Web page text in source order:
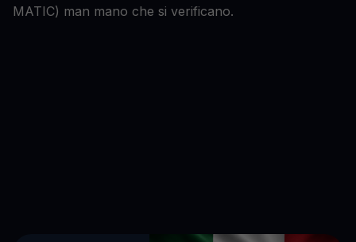
MATIC) man mano che si verificano.